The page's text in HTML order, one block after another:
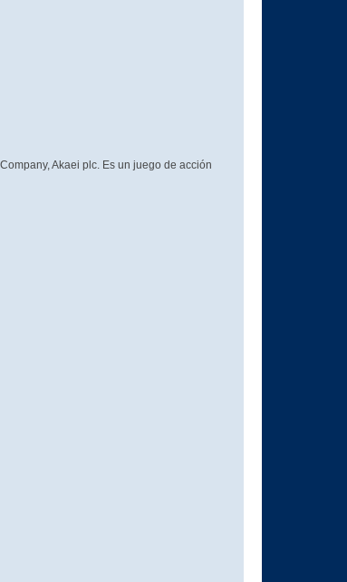
Akaei plc. Es un juego de acción